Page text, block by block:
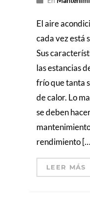
El aire
cada vez está
Sus
las estancias
frío que tanta
de calor. Lo
se deben
rendimiento
LEER MÁS